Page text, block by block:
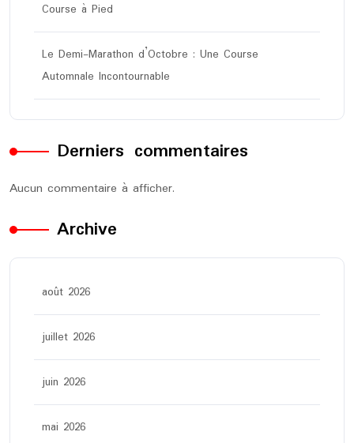
Course à Pied
Le Demi-Marathon d’Octobre : Une Course
Automnale Incontournable
Derniers commentaires
Aucun commentaire à afficher.
Archive
août 2026
juillet 2026
juin 2026
mai 2026